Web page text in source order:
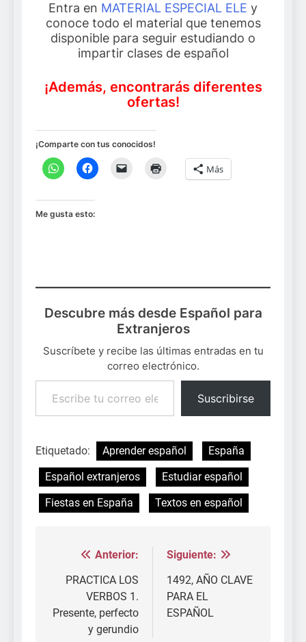
Entra en MATERIAL ESPECIAL ELE y
conoce todo el material que tenemos
disponible para seguir estudiando o
impartir clases de español
¡Además, encontrarás diferentes
ofertas!
¡Comparte con tus conocidos!
Más
Me gusta esto:
Descubre más desde Español para
Extranjeros
Suscríbete y recibe las últimas entradas en tu
correo electrónico.
Escribe tu correo electrónico…
Suscribirse
Etiquetado: Aprender español
España
Español extranjeros
Estudiar español
Fiestas en España
Textos en español
Navegación
de
entradas
Anterior:
PRACTICA LOS
VERBOS 1.
Presente, perfecto
y gerundio
Siguiente:
1492, AÑO CLAVE
PARA EL
ESPAÑOL